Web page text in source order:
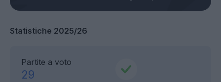
Statistiche 2025/26
Partite a voto
29